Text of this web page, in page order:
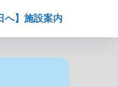
へ】施設案内